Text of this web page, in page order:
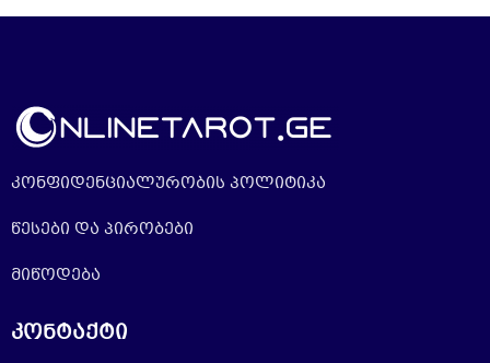
კონფიდენციალურობის პოლიტიკა
წესები და პირობები
მიწოდება
კონტაქტი